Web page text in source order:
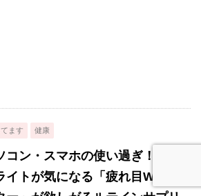
ます 健康
コン・スマホの使い過ぎ！ブル
イトが気になる「疲れ目WEBラ